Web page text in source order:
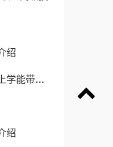
绍
带手机吗
绍